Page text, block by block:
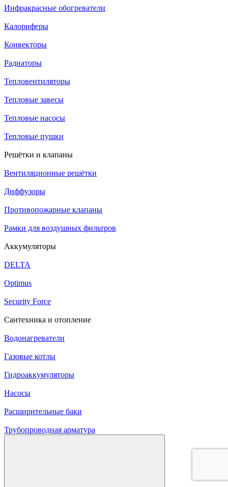
Инфракрасные обогреватели
Калориферы
Конвекторы
Радиаторы
Тепловентиляторы
Тепловые завесы
Тепловые насосы
Тепловые пушки
Решётки и клапаны
Вентиляционные решётки
Диффузоры
Противопожарные клапаны
Рамки для воздушных фильтров
Аккумуляторы
DELTA
Optimus
Security Force
Сантехника и отопление
Водонагреватели
Газовые котлы
Гидроаккумуляторы
Насосы
Расширительные баки
Трубопроводная арматура